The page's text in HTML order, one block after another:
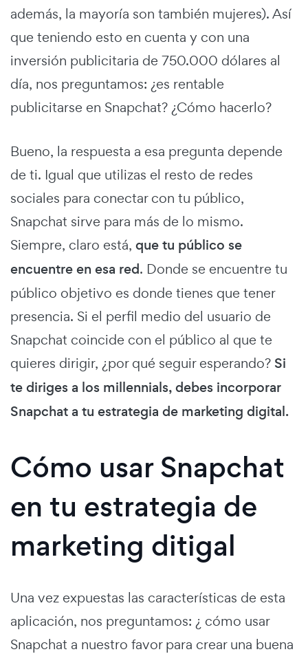
además, la mayoría son también mujeres). Así
que teniendo esto en cuenta y con una
inversión publicitaria de 750.000 dólares al
día, nos preguntamos: ¿es rentable
publicitarse en Snapchat? ¿Cómo hacerlo?
Bueno, la respuesta a esa pregunta depende
de ti. Igual que utilizas el resto de redes
sociales para conectar con tu público,
Snapchat sirve para más de lo mismo.
Siempre, claro está, que tu público se
encuentre en esa red. Donde se encuentre tu
público objetivo es donde tienes que tener
presencia. Si el perfil medio del usuario de
Snapchat coincide con el público al que te
quieres dirigir, ¿por qué seguir esperando? Si
te diriges a los millennials, debes incorporar
Snapchat a tu estrategia de marketing digital.
Cómo usar Snapchat
en tu estrategia de
marketing ditigal
Una vez expuestas las características de esta
aplicación, nos preguntamos: ¿ cómo usar
Snapchat a nuestro favor para crear una buena